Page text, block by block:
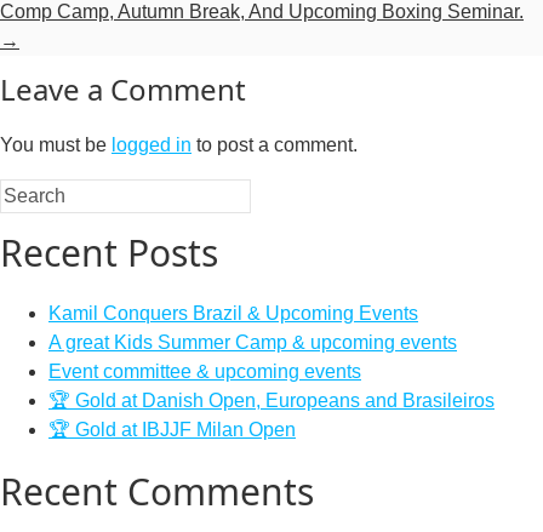
Comp Camp, Autumn Break, And Upcoming Boxing Seminar.
→
Leave a Comment
You must be logged in to post a comment.
Recent Posts
Kamil Conquers Brazil & Upcoming Events
A great Kids Summer Camp & upcoming events
Event committee & upcoming events
🏆 Gold at Danish Open, Europeans and Brasileiros
🏆 Gold at IBJJF Milan Open
Recent Comments